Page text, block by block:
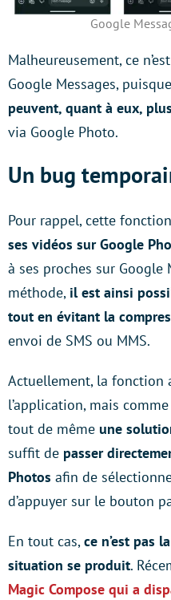
Google
Malheureusement, ce
Google Messages, puisque
peuvent, quant à eux,
via Google Photo.
Un bug
Pour rappel, cette
ses vidéos sur Google
à ses proches sur Google
méthode, il est ainsi
tout en évitant la
envoi de SMS ou MMS.
Actuellement, la fonction
l’application, mais
tout de même une
suffit de passer
Photos afin de
d’appuyer sur le bouton
En tout cas,ce n’est pas
situation se produit.
Magic Compose qui a